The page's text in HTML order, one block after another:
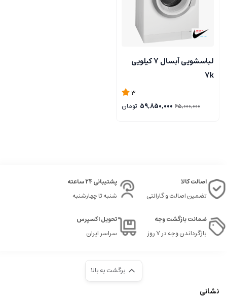
لباسشویی آبسال 7 کیلویی
7k
3
65,000,000
59,850,000 تومان
اصالت کالا
تضمین اصالت و گارانتی
پشتیبانی 24 ساعته
شنبه تا چهارشنبه
ضمانت بازگشت وجه
بازگرداندن وجه در ۷ روز
تحویل اکسپرس
سراسر ایران
برگشت به بالا
نشانی